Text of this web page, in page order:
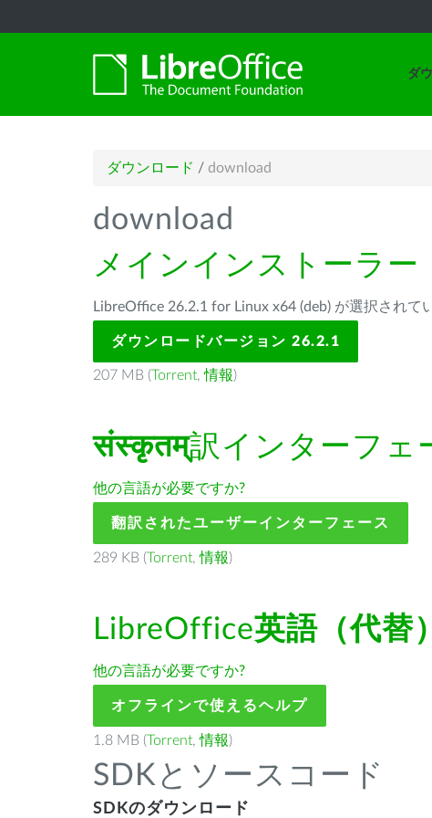
ダ
ダウンロード / download
download
メインインストーラー
LibreOffice 26.2.1 for Linux x64 (deb) が選択されて
ダウンロードバージョン 26.2.1
207 MB (Torrent,情報)
संस्कृतम्訳インターフェ
他の言語が必要ですか?
翻訳されたユーザーインターフェース
289 KB (Torrent,情報)
LibreOffice英語（代替）
他の言語が必要ですか?
オフラインで使えるヘルプ
1.8 MB (Torrent,情報)
SDKとソースコード
SDKのダウンロード